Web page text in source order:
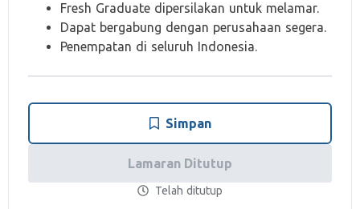
Fresh Graduate dipersilakan untuk melamar.
Dapat bergabung dengan perusahaan segera.
Penempatan di seluruh Indonesia.
Simpan
Lamaran Ditutup
Telah ditutup